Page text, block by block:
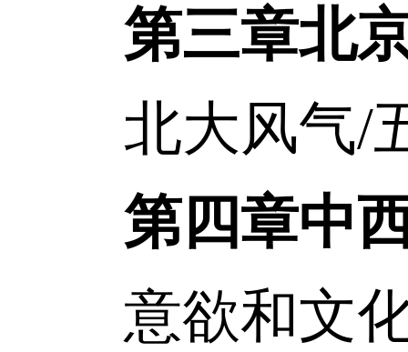
第三章北
北大风气/五
第四章中
意欲和文化